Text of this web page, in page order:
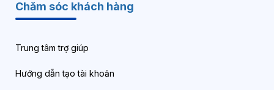
Chăm sóc khách hàng
Trung tâm trợ giúp
Hướng dẫn tạo tài khoản